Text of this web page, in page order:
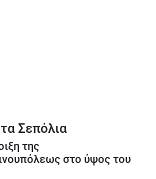
Σεπόλια
της
στο ύψος του